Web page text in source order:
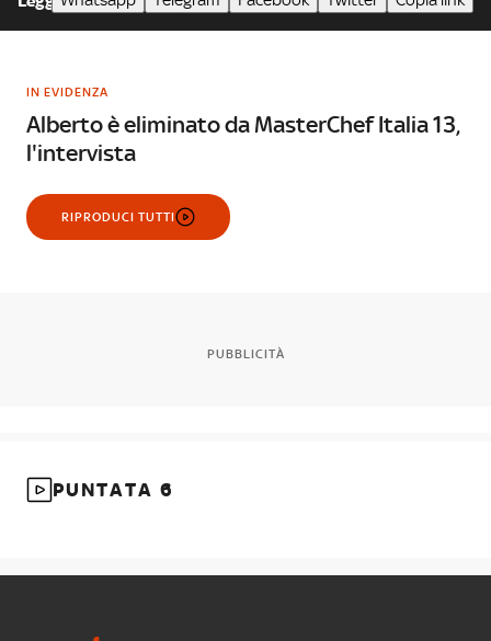
IN EVIDENZA
Alberto è eliminato da MasterChef Italia 13,
l'intervista
RIPRODUCI TUTTI
PUBBLICITÀ
PUNTATA 6